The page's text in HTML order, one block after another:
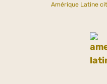
Amérique Latine